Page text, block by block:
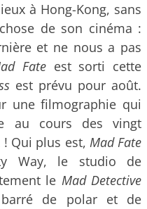
à Hong-Kong, sans
de son cinéma :
et ne nous a pas
Fateest sorti cette
est prévu pour août.
une filmographie qui
au cours des vingt
! Qui plus est, Mad Fate
Way, le studio de
le Mad Detective
de polar et de